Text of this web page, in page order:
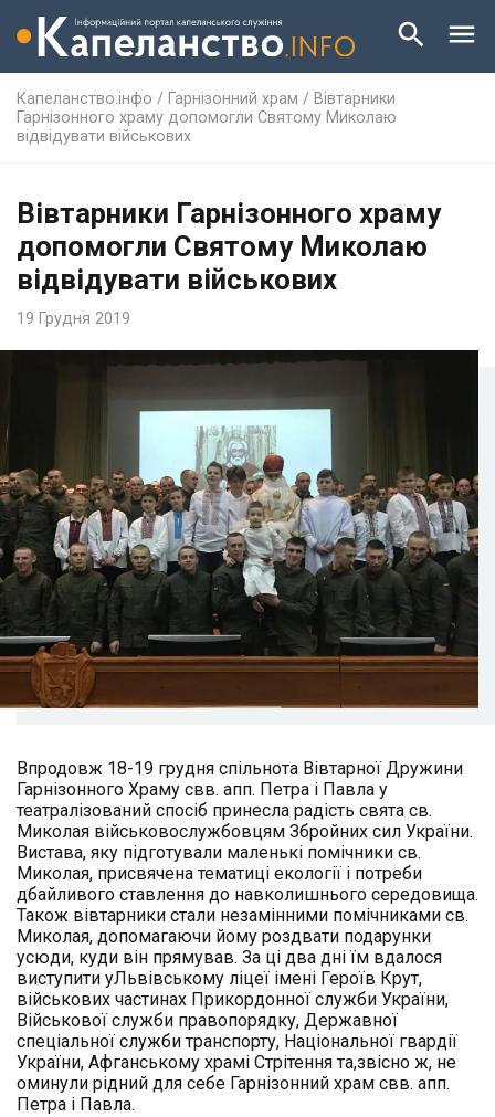
Капеланство.інфо / Гарнізонний храм / Вівтарники
Гарнізонного храму допомогли Святому Миколаю
відвідувати військових
Вівтарники Гарнізонного храму
допомогли Святому Миколаю
відвідувати військових
19 Грудня 2019
Впродовж 18-19 грудня спільнота Вівтарної Дружини
Гарнізонного Храму свв. апп. Петра і Павла у
театралізований спосіб принесла радість свята св.
Миколая військовослужбовцям Збройних сил України.
Вистава, яку підготували маленькі помічники св.
Миколая, присвячена тематиці екології і потреби
дбайливого ставлення до навколишнього середовища.
Також вівтарники стали незамінними помічниками св.
Миколая, допомагаючи йому роздвати подарунки
усюди, куди він прямував. За ці два дні їм вдалося
виступити уЛьвівському ліцеї імені Героїв Крут,
військових частинах Прикордонної служби України,
Військової служби правопорядку, Державної
спеціальної служби транспорту, Національної гвардії
України, Афганському храмі Стрітення та,звісно ж, не
оминули рідний для себе Гарнізонний храм свв. апп.
Петра і Павла.